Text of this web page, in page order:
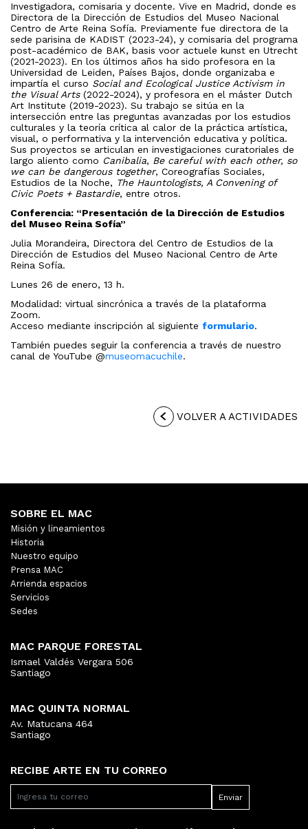
Investigadora, comisaria y docente. Vive en Madrid, donde es
Directora de la Dirección de Estudios del Museo Nacional
Centro de Arte Reina Sofía. Previamente fue directora de la
sede parisina de KADIST (2023-24), y comisaria del programa
post-académico de BAK, basis voor actuele kunst en Utrecht
(2021-2023). En los últimos años ha sido profesora en la
Universidad de Leiden, Países Bajos, donde organizaba e
impartía el curso Social and Ecological Justice Activism in
the Visual Arts(2022-2024), y profesora en el máster Dutch
Art Institute (2019-2023). Su trabajo se sitúa en la
intersección entre las preguntas avanzadas por los estudios
culturales y la teoría crítica al calor de la práctica artística,
visual, o performativa y la intervención educativa y política.
Sus proyectos se articulan en investigaciones curatoriales de
largo aliento como Canibalia, Be careful with each other, so
we can be dangerous together, Coreografías Sociales,
Estudios de la Noche, The Hauntologists, A Convening of
Civic Poets + Bastardie, entre otros.
Conferencia: “Presentación de la Dirección de Estudios
del Museo Reina Sofía”
Julia Morandeira, Directora del Centro de Estudios de la
Dirección de Estudios del Museo Nacional Centro de Arte
Reina Sofía.
Lunes 26 de enero, 13 h.
Modalidad: virtual sincrónica a través de la plataforma
Zoom.
Acceso mediante inscripción al siguiente formulario.
También puedes seguir la conferencia a través de nuestro
canal de YouTube @museomacuchile.
VOLVER A ACTIVIDADES
RECIBE ARTE EN TU CORREO
SOBRE EL MAC
Misión y lineamientos
Historia
Nuestro equipo
Prensa MAC
Arrienda espacios
Servicios
Sedes
MAC PARQUE FORESTAL
Ismael Valdés Vergara 506
Santiago
MAC QUINTA NORMAL
Av. Matucana 464
Santiago